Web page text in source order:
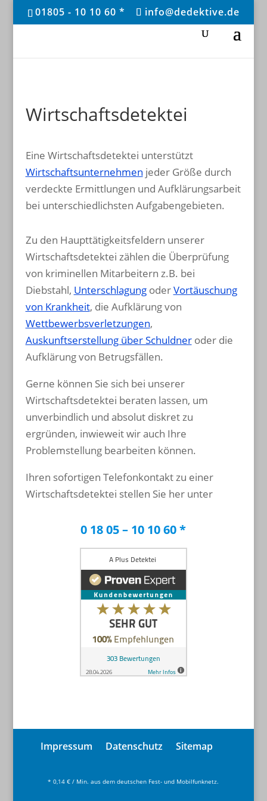
01805 - 10 10 60 * info@dedektive.de
Wirtschaftsdetektei
Eine Wirtschaftsdetektei unterstützt
Wirtschaftsunternehmen jeder Größe durch
verdeckte Ermittlungen und Aufklärungsarbeit
bei unterschiedlichsten Aufgabengebieten.
Zu den Haupttätigkeitsfeldern unserer
Wirtschaftsdetektei zählen die Überprüfung
von kriminellen Mitarbeitern z.B. bei
Diebstahl, UnterschlagungoderVortäuschung
von Krankheit, die Aufklärung von
Wettbewerbsverletzungen,
Auskunftserstellung über Schuldneroder die
Aufklärung von Betrugsfällen.
Gerne können Sie sich bei unserer
Wirtschaftsdetektei beraten lassen, um
unverbindlich und absolut diskret zu
ergründen, inwieweit wir auch Ihre
Problemstellung bearbeiten können.
Ihren sofortigen Telefonkontakt zu einer
Wirtschaftsdetektei stellen Sie her unter
0 18 05 – 10 10 60 *
Impressum Datenschutz Sitemap
* 0,14 € / Min. aus dem deutschen Fest- und Mobilfunknetz.